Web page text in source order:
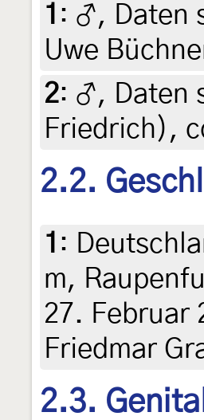
1 : ♂, Daten
Uwe
2: ♂, Daten
Friedrich),
2.2.
1 :
m,
27. Februar
Friedmar
2.3.